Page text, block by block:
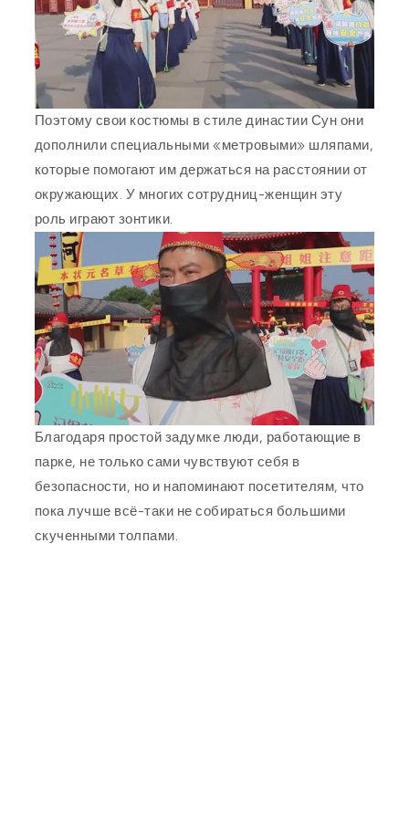
Поэтому свои костюмы в стиле династии Сун они
дополнили специальными «метровыми» шляпами,
которые помогают им держаться на расстоянии от
окружающих. У многих сотрудниц-женщин эту
роль играют зонтики.
Благодаря простой задумке люди, работающие в
парке, не только сами чувствуют себя в
безопасности, но и напоминают посетителям, что
пока лучше всё-таки не собираться большими
скученными толпами.